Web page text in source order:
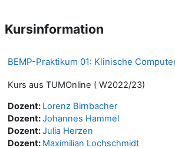
Kursinformation
BEMP-Praktikum 01: Klinische
Kurs aus TUMOnline ( W2022/23)
Dozent: Lorenz Birnbacher
Dozent:Johannes Hammel
Dozent:Julia Herzen
Dozent: Maximilian Lochschmidt